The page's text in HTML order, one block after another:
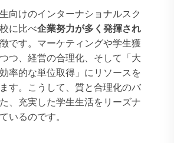
向けのインターナショナルスク
に比べ企業努力が多く発揮され
です。マーケティングや学生獲
つ、経営の合理化、そして「大
率的な単位取得」にリソースを
す。こうして、質と合理化のバ
、充実した学生生活をリーズナ
いるのです。